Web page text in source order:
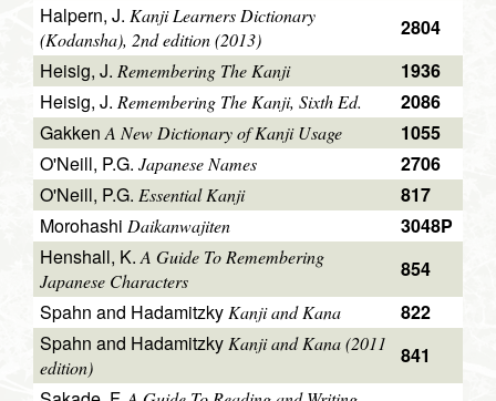
Halpern, J. Kanji Learners Dictionary
(Kodansha), 2nd edition (2013)
2804
Heisig, J. Remembering The Kanji
1936
Heisig, J. Remembering The Kanji, Sixth Ed.
2086
GakkenA New Dictionary of Kanji Usage
1055
O'Neill, P.G. Japanese Names
2706
O'Neill, P.G. Essential Kanji
817
Morohashi Daikanwajiten
3048P
Henshall, K.A Guide To Remembering
Japanese Characters
854
Spahn and Hadamitzky Kanji and Kana
822
Spahn and Hadamitzky Kanji and Kana (2011
edition)
841